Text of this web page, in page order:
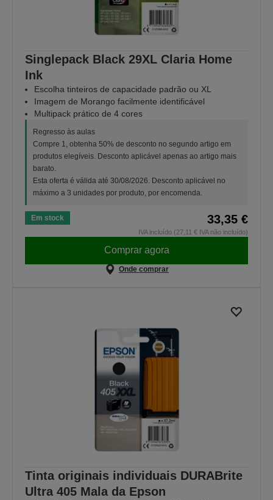
Singlepack Black 29XL Claria Home
Ink
Escolha tinteiros de capacidade padrão ou XL
Imagem de Morango facilmente identificável
Multipack prático de 4 cores
Regresso às aulas
Compre 1, obtenha 50% de desconto no segundo artigo em
produtos elegíveis. Desconto aplicável apenas ao artigo mais
barato.
Esta oferta é válida até 30/08/2026. Desconto aplicável no
máximo a 3 unidades por produto, por encomenda.
Em stock 33,35 €
IVA incluído (27,11 € IVA não incluído)
Comprar agora
Onde comprar
Tinta originais individuais DURABrite
Ultra 405 Mala da Epson